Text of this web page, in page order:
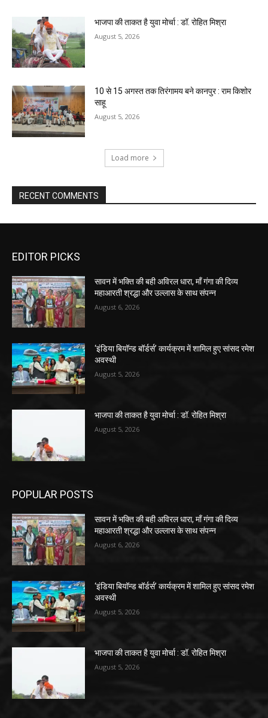
भाजपा की ताकत है युवा मोर्चा : डॉ. रोहित मिश्रा
August 5, 2026
10 से 15 अगस्त तक तिरंगामय बने कानपुर : राम किशोर
साहू
August 5, 2026
Load more
RECENT COMMENTS
EDITOR PICKS
सावन में भक्ति की बही अविरल धारा, माँ गंगा की दिव्य
महाआरती श्रद्धा और उल्लास के साथ संपन्न
August 6, 2026
‘इंडिया बियॉन्ड बॉर्डर्स’ कार्यक्रम में शामिल हुए सांसद रमेश
अवस्थी
August 5, 2026
भाजपा की ताकत है युवा मोर्चा : डॉ. रोहित मिश्रा
August 5, 2026
POPULAR POSTS
सावन में भक्ति की बही अविरल धारा, माँ गंगा की दिव्य
महाआरती श्रद्धा और उल्लास के साथ संपन्न
August 6, 2026
‘इंडिया बियॉन्ड बॉर्डर्स’ कार्यक्रम में शामिल हुए सांसद रमेश
अवस्थी
August 5, 2026
भाजपा की ताकत है युवा मोर्चा : डॉ. रोहित मिश्रा
August 5, 2026